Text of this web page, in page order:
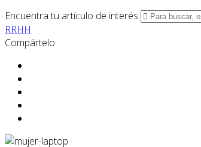
Encuentra tu artículo de interés
RRHH
Compártelo